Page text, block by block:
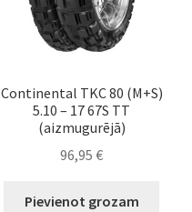
Continental TKC 80 (M+S)
5.10 – 17 67S TT
(aizmugurējā)
96,95€
Pievienot grozam